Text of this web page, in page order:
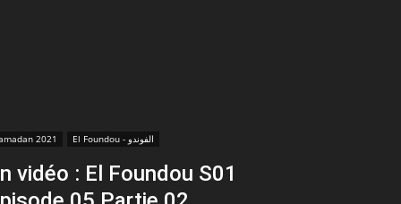
2021 El Foundou - الفوندو
vidéo : El Foundou S01